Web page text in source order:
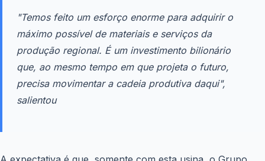
"Temos feito um esforço enorme para adquirir o
máximo possível de materiais e serviços da
produção regional. É um investimento bilionário
que, ao mesmo tempo em que projeta o futuro,
precisa movimentar a cadeia produtiva daqui",
salientou